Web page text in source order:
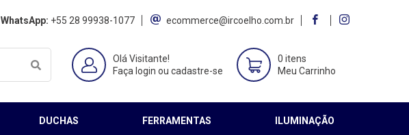
WhatsApp: +55 28 99938-1077 ecommerce@ircoelho.com.br
Olá Visitante!
Faça login ou cadastre-se
0 itens
Meu Carrinho
DUCHAS FERRAMENTAS ILUMINAÇÃO